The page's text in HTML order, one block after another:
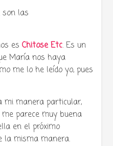
son las
es Chitose Etc. Es un
María nos haya
me lo he leído yo, pues
mi manera particular,
parece muy buena
en el próximo
la misma manera.